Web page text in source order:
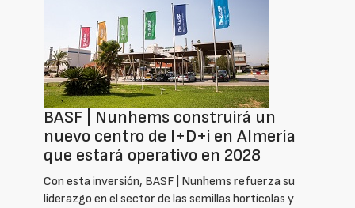
BASF | Nunhems construirá un
nuevo centro de I+D+i en Almería
que estará operativo en 2028
Con esta inversión, BASF | Nunhems refuerza su
liderazgo en el sector de las semillas hortícolas y